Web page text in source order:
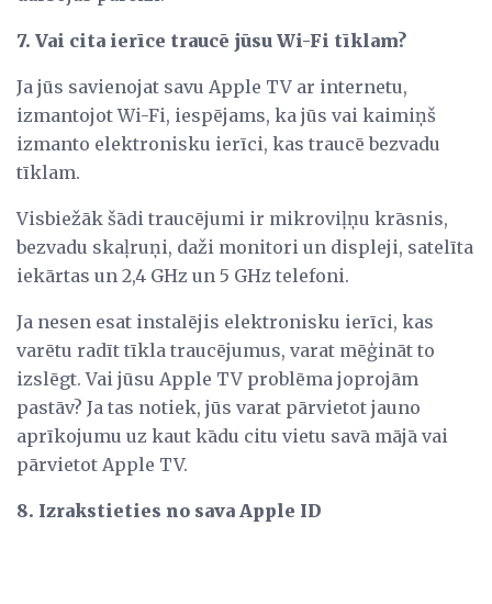
7. Vai cita ierīce traucē jūsu Wi-Fi tīklam?
Ja jūs savienojat savu Apple TV ar internetu,
izmantojot Wi-Fi, iespējams, ka jūs vai kaimiņš
izmanto elektronisku ierīci, kas traucē bezvadu
tīklam.
Visbiežāk šādi traucējumi ir mikroviļņu krāsnis,
bezvadu skaļruņi, daži monitori un displeji, satelīta
iekārtas un 2,4 GHz un 5 GHz telefoni.
Ja nesen esat instalējis elektronisku ierīci, kas
varētu radīt tīkla traucējumus, varat mēģināt to
izslēgt. Vai jūsu Apple TV problēma joprojām
pastāv? Ja tas notiek, jūs varat pārvietot jauno
aprīkojumu uz kaut kādu citu vietu savā mājā vai
pārvietot Apple TV.
8. Izrakstieties no sava Apple ID